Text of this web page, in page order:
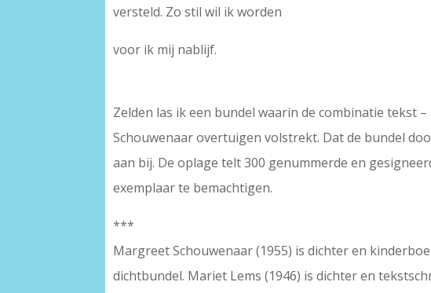
versteld. Zo stil wil ik worden
voor ik mij nablijf.
Zelden las ik een bundel waarin de combinatie tekst
Schouwenaar overtuigen volstrekt. Dat de bundel
aan bij. De oplage telt 300 genummerde en
exemplaar te bemachtigen.
***
Margreet Schouwenaar (1955) is dichter en
dichtbundel. Mariet Lems (1946) is dichter en